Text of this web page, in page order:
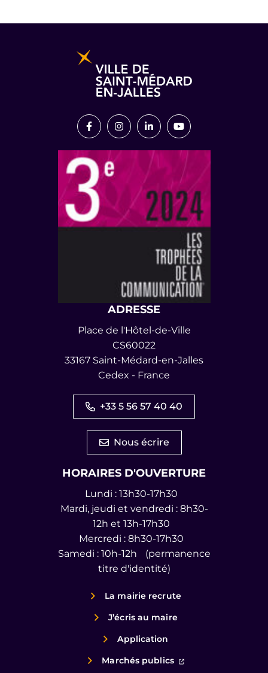
Lien vers le compte Facebook
Lien vers le compte Instagram
Lien vers le compte
Lien vers la
ADRESSE
Place de l'Hôtel-de-Ville
CS60022
33167 Saint-Médard-en-Jalles
Cedex - France
+33 5 56 57 40 40
Nous écrire
HORAIRES D'OUVERTURE
Lundi : 13h30-17h30
Mardi, jeudi et vendredi : 8h30-
12h et 13h-17h30
Mercredi : 8h30-17h30
Samedi : 10h-12h (permanence
titre d'identité)
La mairie recrute
J’écris au maire
Application
Marchés publics
(ouverture dans